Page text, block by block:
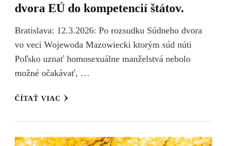
dvora EÚ do kompetencií štátov.
Bratislava: 12.3.2026: Po rozsudku Súdneho dvora
vo veci Wojewoda Mazowiecki ktorým súd núti
Poľsko uznať homosexuálne manželstvá nebolo
možné očakávať, …
ČÍTAŤ VIAC